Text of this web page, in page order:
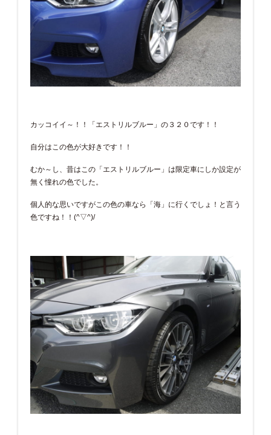
カッコイイ～！！「エストリルブルー」の３２０です！！
自分はこの色が大好きです！！
むか～し、昔はこの「エストリルブルー」は限定車にしか設定が
無く憧れの色でした。
個人的な思いですがこの色の車なら「海」に行くでしょ！と言う
色ですね！！(^▽^)/